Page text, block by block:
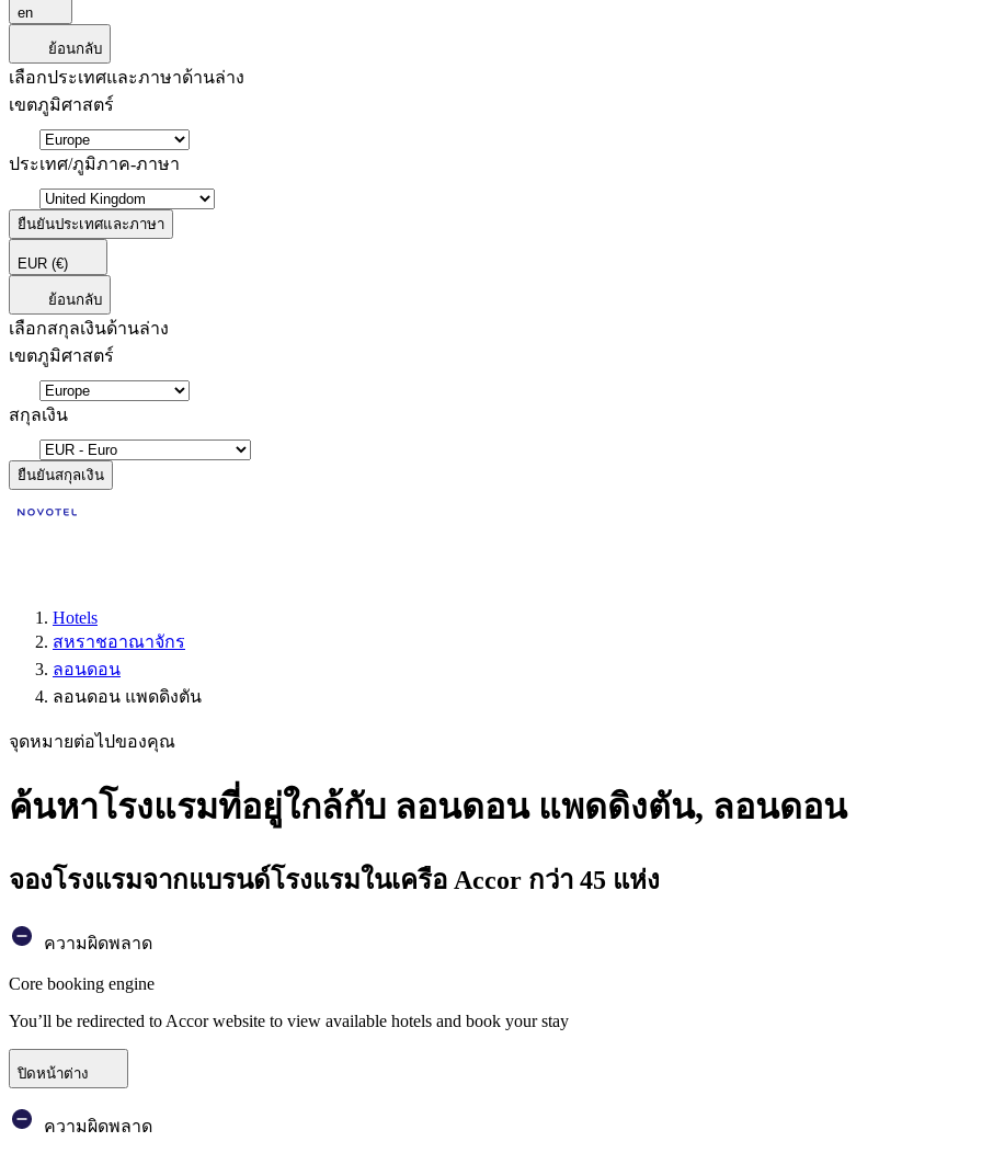
en
ย้อนกลับ
เลือกประเทศและภาษาด้านล่าง
เขตภูมิศาสตร์
ประเทศ/ภูมิภาค-ภาษา
ยืนยันประเทศและภาษา
EUR (€)
ย้อนกลับ
เลือกสกุลเงินด้านล่าง
เขตภูมิศาสตร์
สกุลเงิน
ยืนยันสกุลเงิน
Hotels
สหราชอาณาจักร
ลอนดอน
ลอนดอน แพดดิงตัน
จุดหมายต่อไปของคุณ
ค้นหาโรงแรมที่อยู่ใกล้กับ ลอนดอน แพดดิงตัน, ลอนดอน
จองโรงแรมจากแบรนด์โรงแรมในเครือ Accor กว่า 45 แห่ง
ความผิดพลาด
Core booking engine
You’ll be redirected to Accor website to view available hotels and book your stay
ปิดหน้าต่าง
ความผิดพลาด